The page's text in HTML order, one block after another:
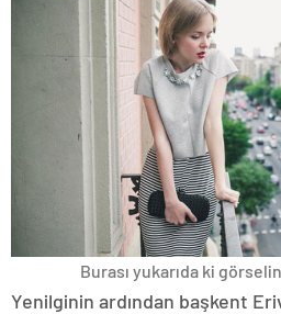
Burası yukarıda ki
Yenilginin ardından başkent